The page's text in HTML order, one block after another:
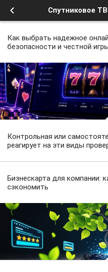
Спутниковое
Как выбрать надежное
безопасности и честной
Контрольная или
реагирует на эти виды
Бизнескарта для компании:
сэкономить